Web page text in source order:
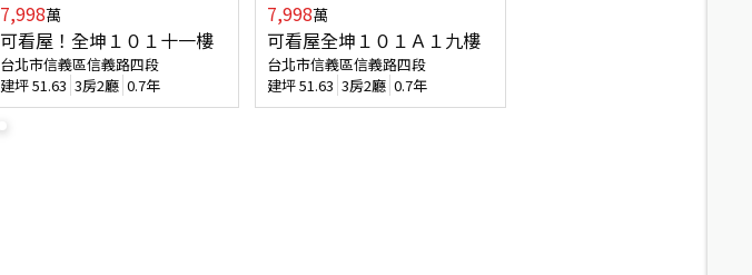
7,998萬
可看屋！全坤１０１十一樓
台北市信義區信義路四段
建坪51.63 3房2廳 0.7年
7,998萬
可看屋全坤１０１Ａ１九樓
台北市信義區信義路四段
建坪51.63 3房2廳 0.7年